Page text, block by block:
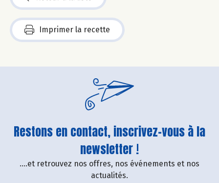
Imprimer la recette
Restons en contact, inscrivez-vous à la
newsletter !
....et retrouvez nos offres, nos événements et nos
actualités.